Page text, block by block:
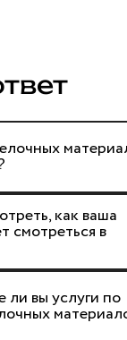
как ваша
смотреться в
ли вы услуги по